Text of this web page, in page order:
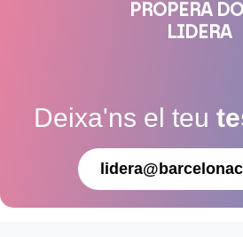
PROPERA
LIDERA
Deixa'ns el teu